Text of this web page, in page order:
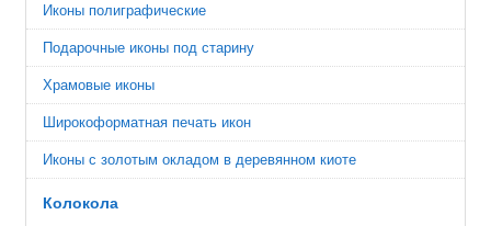
Иконы полиграфические
Подарочные иконы под старину
Храмовые иконы
Широкоформатная печать икон
Иконы с золотым окладом в деревянном киоте
Колокола